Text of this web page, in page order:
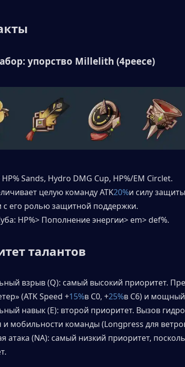
упорство Millelith (4peece)
Sands, Hydro DMG Cup, HP%/EM Circlet.
целую команду ATK20%и силу защиты
с его ролью защитной поддержки.
HP%> Пополнение энергии> em> def%.
талантов
взрыв (Q): самый высокий приоритет.
(ATK Speed ​​+15%в C0, +25%в C6) и
навык (E): второй приоритет. Вызов
мобильности команды (Longpress для
атака (NA): самый низкий приоритет,